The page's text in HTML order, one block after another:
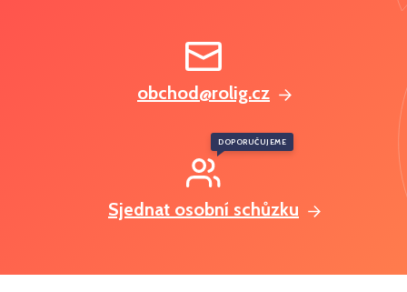
obchod@rolig.cz
Sjednat osobní schůzku
DOPORUČUJEME